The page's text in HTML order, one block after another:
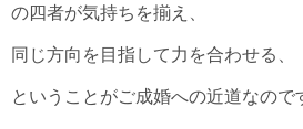
の四者が気持ちを揃え、
同じ方向を目指して力を合わせる、
ということがご成婚への近道なので